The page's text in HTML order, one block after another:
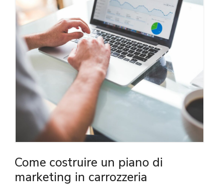
Come costruire un piano di
marketing in carrozzeria